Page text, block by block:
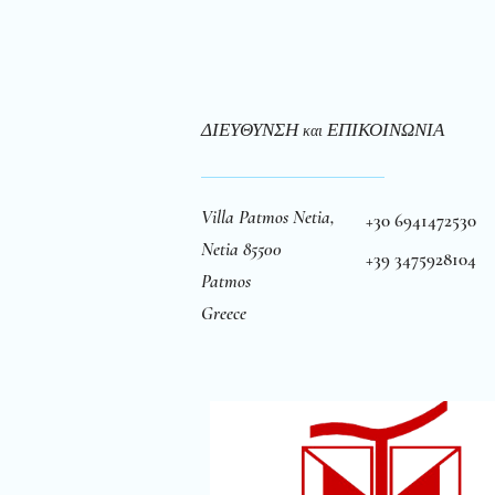
ΔΙΕΥΘΥΝΣΗκαι ΕΠΙΚΟΙΝΩΝΙΑ
Villa Patmos Netia,
Netia 85500
Patmos
Greece
+30 6941472530
+39 3475928104